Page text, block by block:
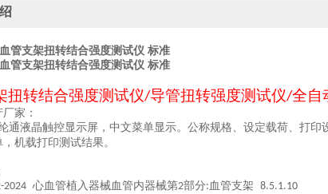
管支架扭转结合强度测试仪 标准
管支架扭转结合强度测试仪 标准
扭转结合强度测试仪/导管扭转强度测试仪/全自
家：
通液晶触控显示屏，中文菜单显示。公称规格、设定载荷、打
机载打印测试结果。
2024 心血管植入器械血管内器械第2部分: 血管支架 8.5.1.10